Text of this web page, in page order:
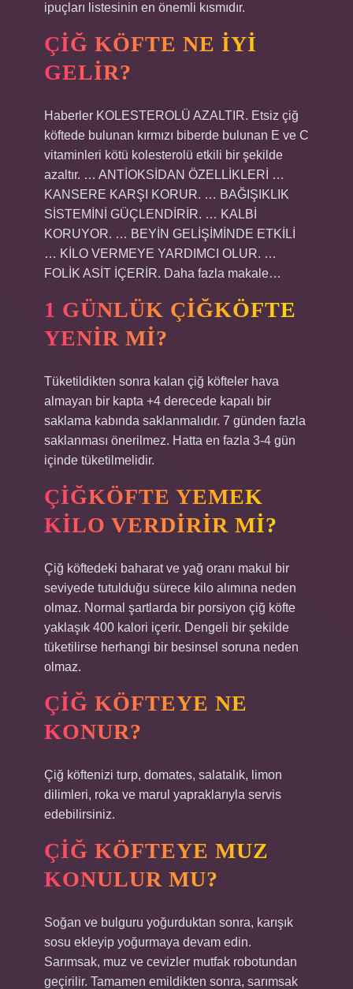
ipuçları listesinin en önemli kısmıdır.
ÇIĞ KÖFTE NE IYI
GELIR?
Haberler KOLESTEROLÜ AZALTIR. Etsiz çiğ
köftede bulunan kırmızı biberde bulunan E ve C
vitaminleri kötü kolesterolü etkili bir şekilde
azaltır. … ANTİOKSİDAN ÖZELLİKLERİ …
KANSERE KARŞI KORUR. … BAĞIŞIKLIK
SİSTEMİNİ GÜÇLENDİRİR. … KALBİ
KORUYOR. … BEYİN GELİŞİMİNDE ETKİLİ
… KİLO VERMEYE YARDIMCI OLUR. …
FOLİK ASİT İÇERİR. Daha fazla makale…
1 GÜNLÜK ÇIĞKÖFTE
YENIR MI?
Tüketildikten sonra kalan çiğ köfteler hava
almayan bir kapta +4 derecede kapalı bir
saklama kabında saklanmalıdır. 7 günden fazla
saklanması önerilmez. Hatta en fazla 3-4 gün
içinde tüketilmelidir.
ÇIĞKÖFTE YEMEK
KILO VERDIRIR MI?
Çiğ köftedeki baharat ve yağ oranı makul bir
seviyede tutulduğu sürece kilo alımına neden
olmaz. Normal şartlarda bir porsiyon çiğ köfte
yaklaşık 400 kalori içerir. Dengeli bir şekilde
tüketilirse herhangi bir besinsel soruna neden
olmaz.
ÇIĞ KÖFTEYE NE
KONUR?
Çiğ köftenizi turp, domates, salatalık, limon
dilimleri, roka ve marul yapraklarıyla servis
edebilirsiniz.
ÇIĞ KÖFTEYE MUZ
KONULUR MU?
Soğan ve bulguru yoğurduktan sonra, karışık
sosu ekleyip yoğurmaya devam edin.
Sarımsak, muz ve cevizler mutfak robotundan
geçirilir. Tamamen emildikten sonra, sarımsak